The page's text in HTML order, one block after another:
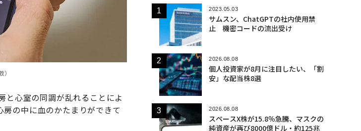
と心室の同調が乱れることによ
の中に血のかたまりができて
2023.05.03
サムスン、ChatGPTの社内使用禁
止 機密コードの流出受け
2026.08.08
個人投資家が8月に注目したい、「割
安」な配当株8選
2026.08.08
スペースX株が15.8％急騰、マスクの
純資産が再び8000億ドル・約125兆